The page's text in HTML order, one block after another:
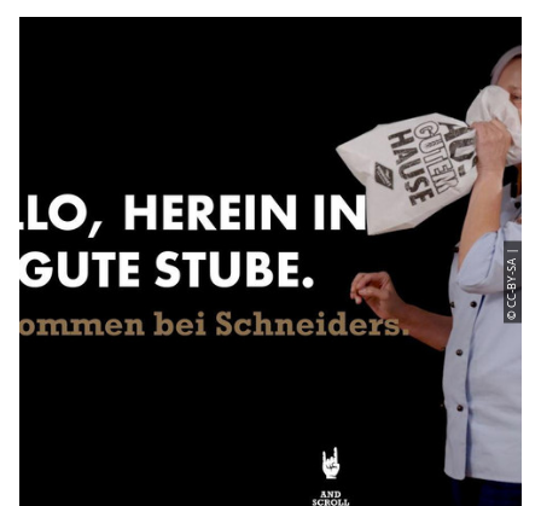
© CC-BY-SA |